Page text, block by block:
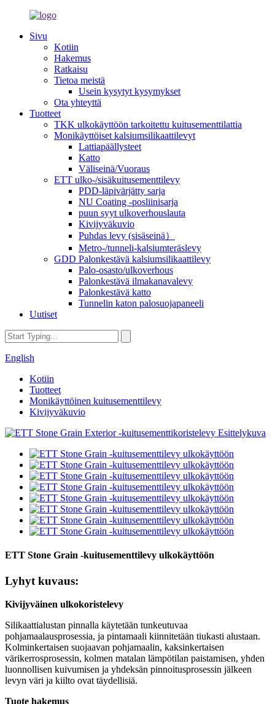
Sivu
Kotiin
Hakemus
Ratkaisu
Tietoa meistä
Usein kysytyt kysymykset
Ota yhteyttä
Tuotteet
TKK ulkokäyttöön tarkoitettu kuitusementtilattia
Monikäyttöiset kalsiumsilikaattilevyt
Lattiapäällysteet
Katto
Väliseinä/Vuoraus
ETT ulko-/sisäkuitusementtilevy
PDD-läpivärjätty sarja
NU Coating -posliinisarja
puun syyt ulkoverhouslauta
Kivijyväkuvio
Puhdas levy (sisäseinä）
Metro-/tunneli-kalsiumteräslevy
GDD Palonkestävä kalsiumsilikaattilevy
Palo-osasto/ulkoverhous
Palonkestävä ilmakanavalevy
Palonkestävä katto
Tunnelin katon palosuojapaneeli
Uutiset
English
Kotiin
Tuotteet
Monikäyttöinen kuitusementtilevy
Kivijyväkuvio
ETT Stone Grain -kuitusementtilevy ulkokäyttöön
Lyhyt kuvaus:
Kivijyväinen ulkokoristelevy
Silikaattialustan pinnalla käytetään tunkeutuvaa
pohjamaalausprosessia, ja pintamaali kiinnitetään tiukasti alustaan.
Kolminkertaisen suojaavan pohjamaalin, kaksinkertaisen
värikerrosprosessin, kolmen matalan lämpötilan paistamisen, yhden
luonnollisen kuivumisen ja yhdeksän pinnoitusprosessin jälkeen
levyn väri ja kiilto ovat täydellisiä.
Tuote hakemus